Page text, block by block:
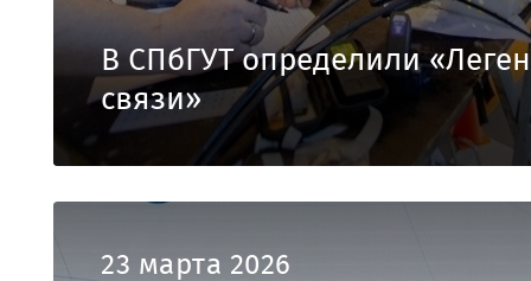
В СПбГУТ определили
связи»
23 марта 2026